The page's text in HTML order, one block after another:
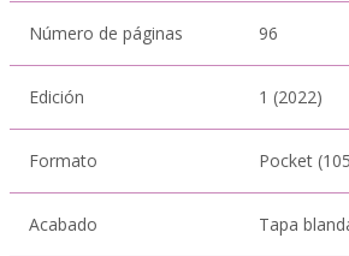
Número de páginas 96
Edición 1 (2022)
Formato Pocket
Acabado Tapa